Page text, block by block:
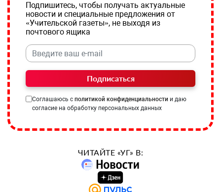
Подпишитесь, чтобы получать актуальные
новости и специальные предложения от
«Учительской газеты», не выходя из
почтового ящика
Подписаться
Соглашаюсь с политикой конфиденциальности и даю
согласие на обработку персональных данных
ЧИТАЙТЕ «УГ» В: